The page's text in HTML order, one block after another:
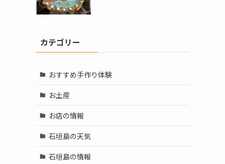
カテゴリー
おすすめ手作り体験
お土産
お店の情報
石垣島の天気
石垣島の情報